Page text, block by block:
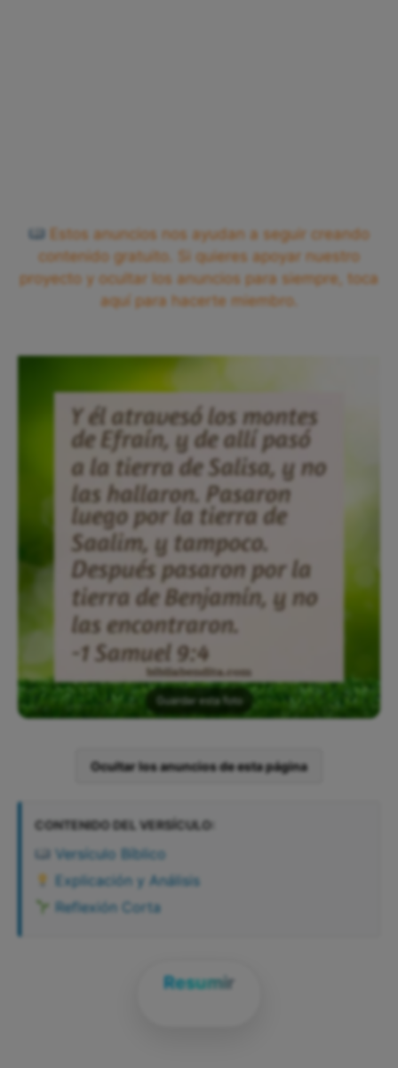
Estos anuncios nos ayudan a seguir creando
contenido gratuito. Si quieres apoyar nuestro
proyecto y ocultar los anuncios para siempre, toca
aquí para hacerte miembro.
Guardar esta foto
Ocultar los anuncios de esta página
CONTENIDO DEL VERSÍCULO:
Versículo Bíblico
Explicación y Análisis
Reflexión Corta
Resumir